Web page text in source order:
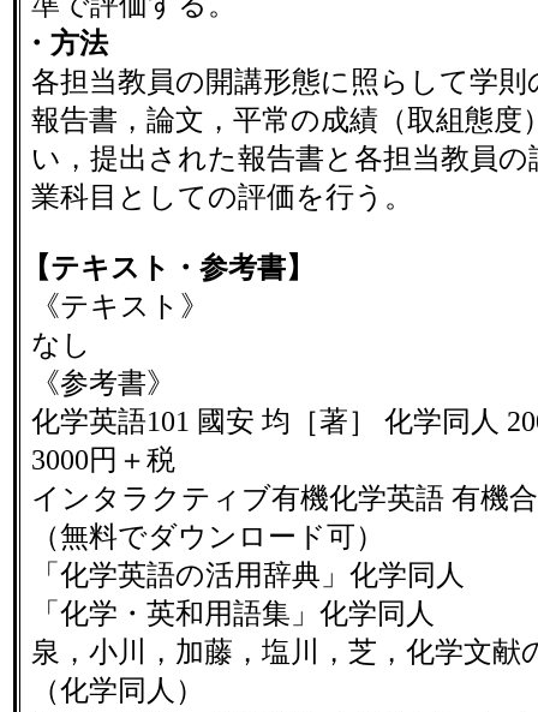
・方法
各担当教員の開講形態に照らして学
報告書，論文，平常の成績（取組態度
い，提出された報告書と各担当教員
業科目としての評価を行う。
【テキスト・参考書】
《テキスト》
なし
《参考書》
化学英語101 國安 均［著］ 化学同人
3000円＋税
インタラクティブ有機化学英語 有機
（無料でダウンロード可）
「化学英語の活用辞典」化学同人
「化学・英和用語集」化学同人
泉，小川，加藤，塩川，芝，化学文献
（化学同人）